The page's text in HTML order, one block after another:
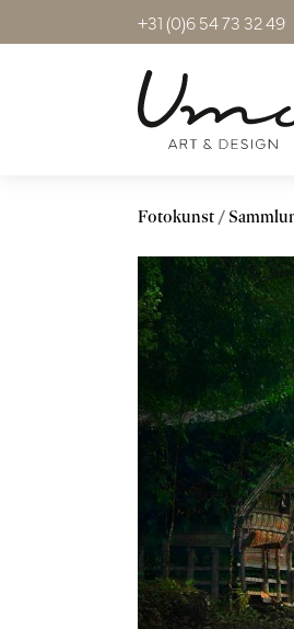
+31 (0)6 54 73 32 49
Fotokunst